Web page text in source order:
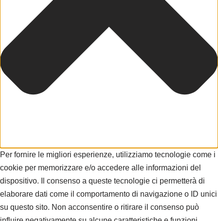
Per fornire le migliori esperienze, utilizziamo tecnologie come i
cookie per memorizzare e/o accedere alle informazioni del
dispositivo. Il consenso a queste tecnologie ci permetterà di
elaborare dati come il comportamento di navigazione o ID unici
su questo sito. Non acconsentire o ritirare il consenso può